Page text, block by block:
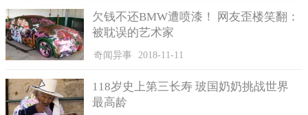
争，等到2013年卡尔才坦白自己的罪行，承认利瓦伊的死并非意
外，而是被自己谋杀的，因此他坐了15年牢。一直等到2020年的2
月3日，卡尔杀害妻子的事实才真正露出水面。这个见钱眼开且毫
无血性的男人，在法律面前，他会得到应由的报应。
欠钱不还BMW遭喷漆！ 网友歪楼笑翻：
被耽误的艺术家
奇闻异事 2018-11-11
118岁史上第三长寿 玻国奶奶挑战世界
最高龄